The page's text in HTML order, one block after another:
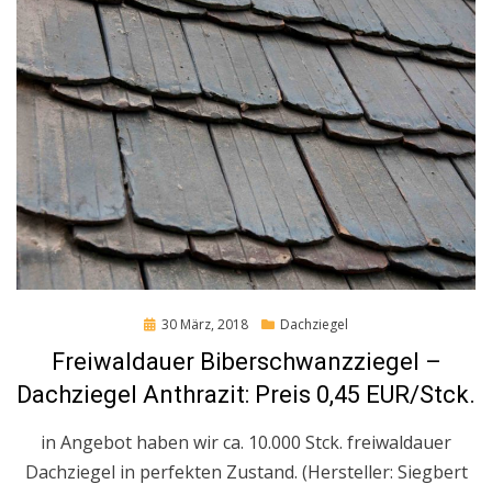
Posted
30 März, 2018 Dachziegel
Freiwaldauer Biberschwanzziegel –
Dachziegel Anthrazit: Preis 0,45 EUR/Stck.
in Angebot haben wir ca. 10.000 Stck. freiwaldauer
Dachziegel in perfekten Zustand. (Hersteller: Siegbert